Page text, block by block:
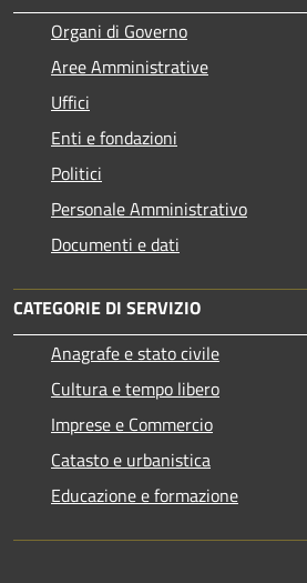
Organi di Governo
Aree Amministrative
Uffici
Enti e fondazioni
Politici
Personale Amministrativo
Documenti e dati
CATEGORIE DI SERVIZIO
Anagrafe e stato civile
Cultura e tempo libero
Imprese e Commercio
Catasto e urbanistica
Educazione e formazione